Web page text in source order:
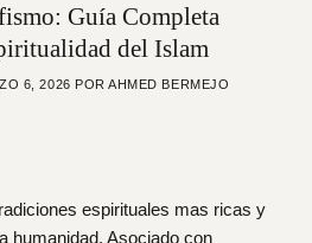
Guía Completa
del Islam
6, 2026 PORAHMED BERMEJO
espirituales mas ricas y
humanidad. Asociado con